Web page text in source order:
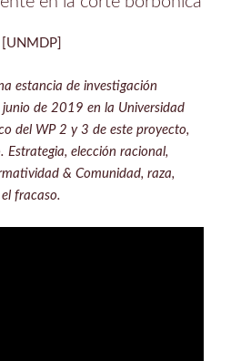
estancia de investigación
de 2019 en la Universidad
del WP 2 y 3 de este proyecto,
Estrategia, elección racional,
& Comunidad, raza,
fracaso.